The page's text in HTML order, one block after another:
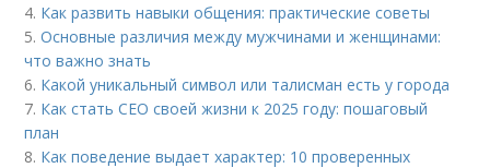
4. Как развить навыки общения: практические советы
5.Основные различия между мужчинами и женщинами:
что важно знать
6. Какой уникальный символ или талисман есть у города
7. Как стать CEO своей жизни к 2025 году: пошаговый
план
8. Как поведение выдает характер: 10 проверенных